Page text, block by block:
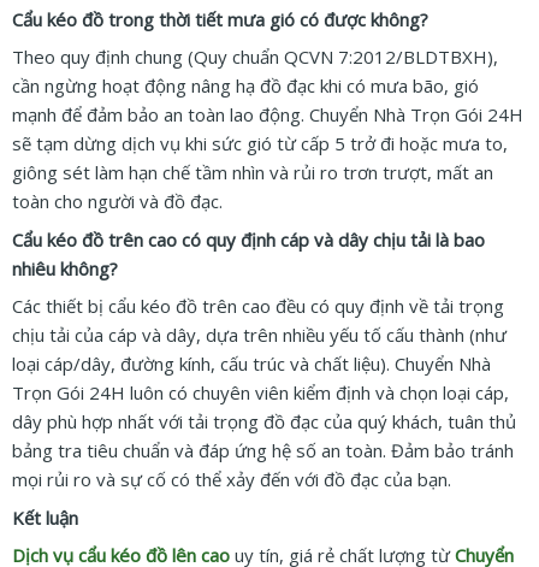
Cẩu kéo đồ trong thời tiết mưa gió có được không?
Theo quy định chung (Quy chuẩn QCVN 7:2012/BLDTBXH),
cần ngừng hoạt động nâng hạ đồ đạc khi có mưa bão, gió
mạnh để đảm bảo an toàn lao động. Chuyển Nhà Trọn Gói 24H
sẽ tạm dừng dịch vụ khi sức gió từ cấp 5 trở đi hoặc mưa to,
giông sét làm hạn chế tầm nhìn và rủi ro trơn trượt, mất an
toàn cho người và đồ đạc.
Cẩu kéo đồ trên cao có quy định cáp và dây chịu tải là bao
nhiêu không?
Các thiết bị cẩu kéo đồ trên cao đều có quy định về tải trọng
chịu tải của cáp và dây, dựa trên nhiều yếu tố cấu thành (như
loại cáp/dây, đường kính, cấu trúc và chất liệu). Chuyển Nhà
Trọn Gói 24H luôn có chuyên viên kiểm định và chọn loại cáp,
dây phù hợp nhất với tải trọng đồ đạc của quý khách, tuân thủ
bảng tra tiêu chuẩn và đáp ứng hệ số an toàn. Đảm bảo tránh
mọi rủi ro và sự cố có thể xảy đến với đồ đạc của bạn.
Kết luận
Dịch vụ cẩu kéo đồ lên cao uy tín, giá rẻ chất lượng từChuyển